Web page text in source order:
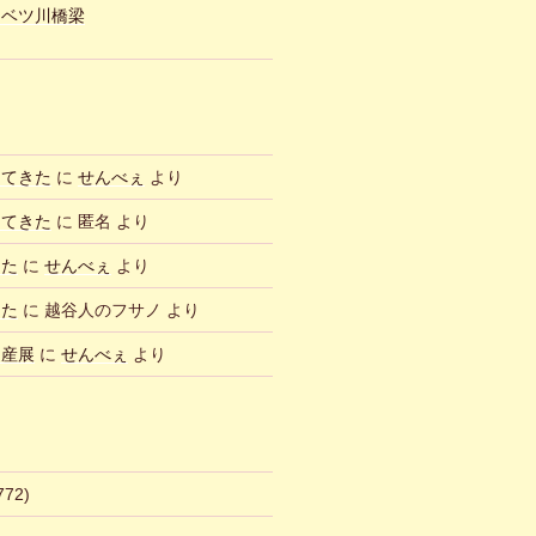
ツ川橋梁
きた に せんべぇ より
きた に 匿名 より
に せんべぇ より
に 越谷人のフサノ より
展 に せんべぇ より